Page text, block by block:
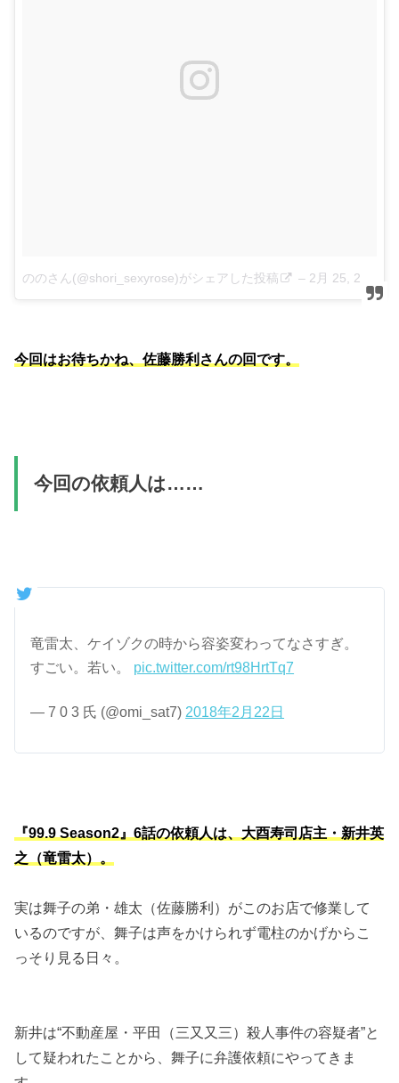
ののさん(@shori_sexyrose)がシェアした投稿 – 2月 25, 2018 at 1:25午前 PST
今回はお待ちかね、佐藤勝利さんの回です。
今回の依頼人は……
竜雷太、ケイゾクの時から容姿変わってなさすぎ。
すごい。若い。 pic.twitter.com/rt98HrtTq7
— 7 0 3 氏 (@omi_sat7)2018年2月22日
『99.9 Season2』6話の依頼人は、大酉寿司店主・新井英
之（竜雷太）。
実は舞子の弟・雄太（佐藤勝利）がこのお店で修業して
いるのですが、舞子は声をかけられず電柱のかげからこ
っそり見る日々。
新井は“不動産屋・平田（三又又三）殺人事件の容疑者”と
して疑われたことから、舞子に弁護依頼にやってきま